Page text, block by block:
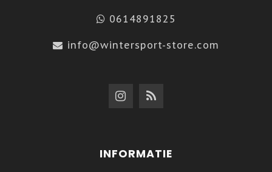
0614891825
info@wintersport-store.com
INFORMATIE